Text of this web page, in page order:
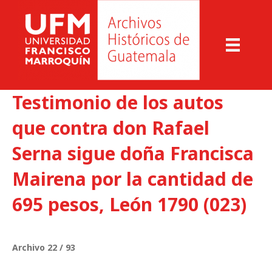
Testimonio de los autos
que contra don Rafael
Serna sigue doña Francisca
Mairena por la cantidad de
695 pesos, León 1790 (023)
Archivo 22 / 93